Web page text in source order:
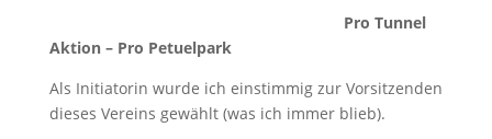
Pro Tunnel
Aktion – Pro Petuelpark
Als Initiatorin wurde ich einstimmig zur Vorsitzenden
dieses Vereins gewählt (was ich immer blieb).